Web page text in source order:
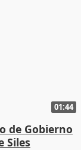
01:44
de Gobierno
Siles